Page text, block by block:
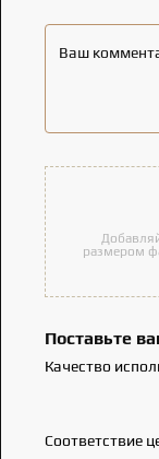
Ваш
размером
Поставьте
Качество
Соответствие